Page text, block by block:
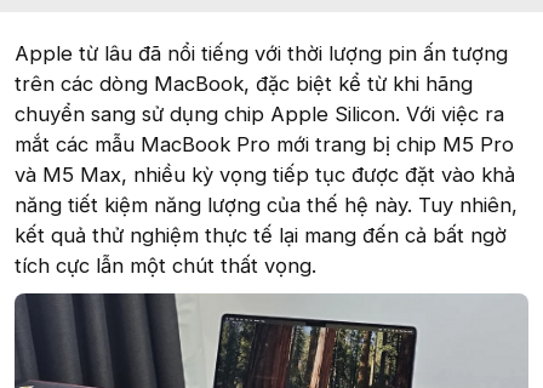
Apple từ lâu đã nổi tiếng với thời lượng pin ấn tượng
trên các dòng MacBook, đặc biệt kể từ khi hãng
chuyển sang sử dụng chip Apple Silicon. Với việc ra
mắt các mẫu MacBook Pro mới trang bị chip M5 Pro
và M5 Max, nhiều kỳ vọng tiếp tục được đặt vào khả
năng tiết kiệm năng lượng của thế hệ này. Tuy nhiên,
kết quả thử nghiệm thực tế lại mang đến cả bất ngờ
tích cực lẫn một chút thất vọng.